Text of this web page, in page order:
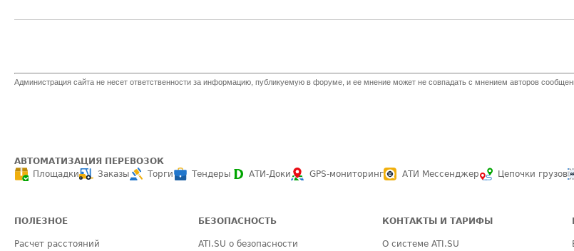
Администрация сайта не несет ответственности за информацию, публикуемую в форуме, и ее мнение может не совпадать с мнением авторов
АВТОМАТИЗАЦИЯ ПЕРЕВОЗОК
Площадки
Заказы Торги Тендеры АТИ-Доки GPS-мониторинг АТИ Мессенджер Цепочки грузов
ПОЛЕЗНОЕ
Расчет расстояний
БЕЗОПАСНОСТЬ
ATI.SU о безопасности
КОНТАКТЫ И ТАРИФЫ
О системе ATI.SU